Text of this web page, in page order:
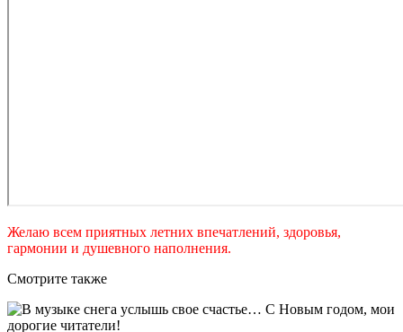
Желаю всем приятных летних впечатлений, здоровья,
гармонии и душевного наполнения.
Смотрите также